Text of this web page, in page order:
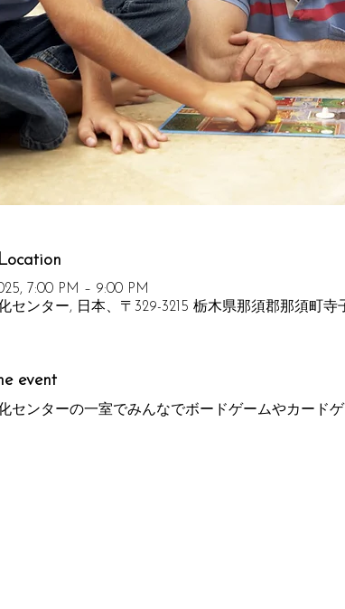
7:00 PM – 9:00 PM
センター, 日本、〒329-3215 栃木県那須郡那須町寺
event
センターの一室でみんなでボードゲームやカード